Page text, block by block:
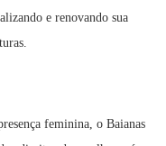
e renovando sua
feminina, o Baianas